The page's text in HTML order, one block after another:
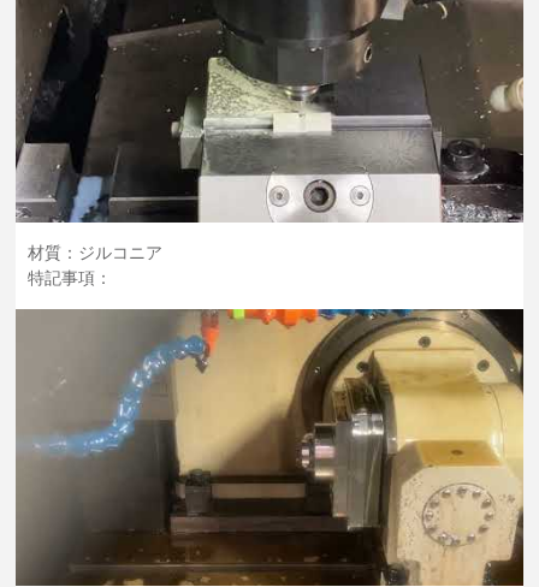
材質：ジルコニア
特記事項：